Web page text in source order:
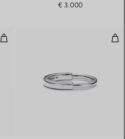
€ 3.000
T One Ring in Roségold